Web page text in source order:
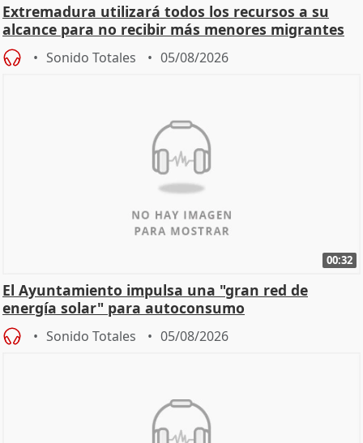
Extremadura utilizará todos los recursos a su
alcance para no recibir más menores migrantes
Sonido Totales 05/08/2026
00:32
El Ayuntamiento impulsa una "gran red de
energía solar" para autoconsumo
Sonido Totales 05/08/2026